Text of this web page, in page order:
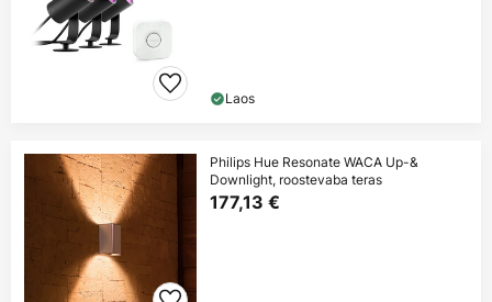
Laos
Philips Hue Resonate WACA Up-&
Downlight, roostevaba teras
177,13 €